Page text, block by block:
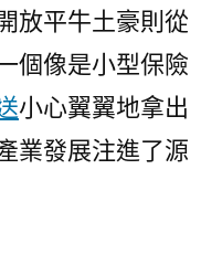
放平牛土豪則從
個像是小型保險
小心翼翼地拿出
業發展注進了源